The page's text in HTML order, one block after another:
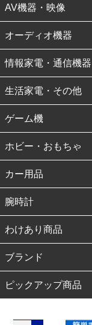
AV機器・映像
オーディオ機器
情報家電・通信機器
生活家電・その他
ゲーム機
ホビー・おもちゃ
カー用品
腕時計
わけあり商品
ブランド
ピックアップ商品